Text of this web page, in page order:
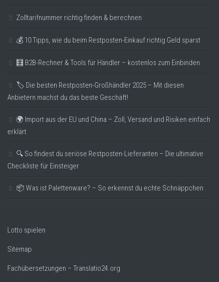
Zolltarifnummer richtig finden & berechnen
💰 10 Tipps, wie du beim Restposten-Einkauf richtig Geld sparst
🧮 B2B-Rechner & Tools für Händler – kostenlos zum Einbinden
🏷️ Die besten Restposten-Großhändler 2025 – Mit diesen
Anbietern machst du das beste Geschäft!
🌍 Import aus der EU und China – Zoll, Versand und Risiken einfach
erklärt
🔍 So findest du seriöse Restposten-Lieferanten – Die ultimative
Checkliste für Einsteiger
📦 Was ist Palettenware? – So erkennst du echte Schnäppchen
Lotto spielen
Sitemap
Fachübersetzungen – Translatio24.org